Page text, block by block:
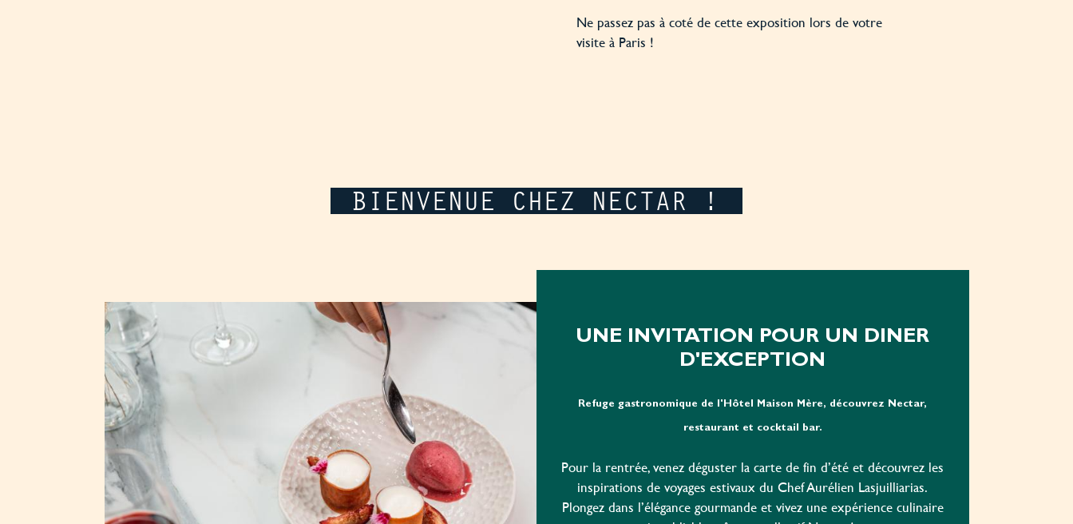
Ne passez pas à coté de cette exposition lors de votre
visite à Paris !
BIENVENUE CHEZ NECTAR !
UNE INVITATION POUR UN DINER
D'EXCEPTION
Refuge gastronomique de l'Hôtel Maison Mère, découvrez Nectar,
restaurant et cocktail bar.
Pour la rentrée, venez déguster la carte de fin d’été et découvrez les
inspirations de voyages estivaux du Chef Aurélien Lasjuilliarias.
Plongez dans l’élégance gourmande et vivez une expérience culinaire